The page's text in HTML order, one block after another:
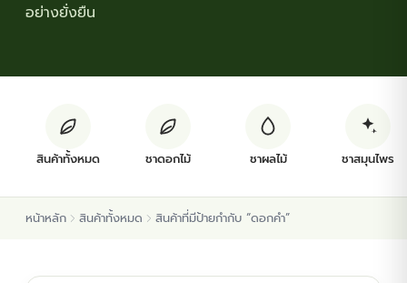
ต้นพันธุ์สมุนไพร
ต้นพันธุ์ไม้ป่า
อย่างยั่งยืน
สินค้าทั้งหมด ชาดอกไม้ ชาผลไม้ ชาสมุนไพร
หน้าหลัก สินค้าทั้งหมด สินค้าที่มีป้ายกำกับ “ดอกคำ”